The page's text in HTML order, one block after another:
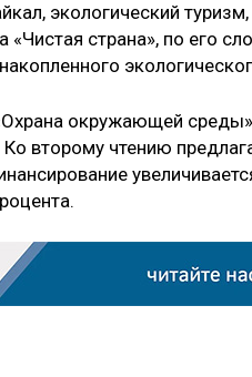
экологический
страна», по его
окружающей среды»
второму чтению